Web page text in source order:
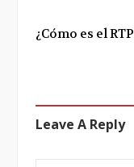
¿Cómo es el
Leave A Reply